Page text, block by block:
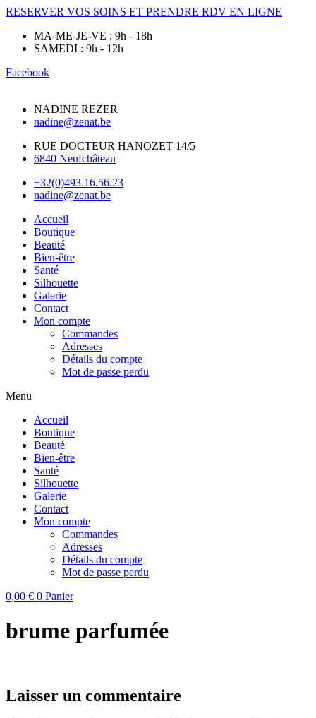
RESERVER VOS SOINS ET PRENDRE RDV EN LIGNE
MA-ME-JE-VE : 9h - 18h
SAMEDI : 9h - 12h
Facebook
NADINE REZER
nadine@zenat.be
RUE DOCTEUR HANOZET 14/5
6840 Neufchâteau
+32(0)493.16.56.23
nadine@zenat.be
Accueil
Boutique
Beauté
Bien-être
Santé
Silhouette
Galerie
Contact
Mon compte
Commandes
Adresses
Détails du compte
Mot de passe perdu
Menu
Accueil
Boutique
Beauté
Bien-être
Santé
Silhouette
Galerie
Contact
Mon compte
Commandes
Adresses
Détails du compte
Mot de passe perdu
0,00 € 0 Panier
brume parfumée
Laisser un commentaire